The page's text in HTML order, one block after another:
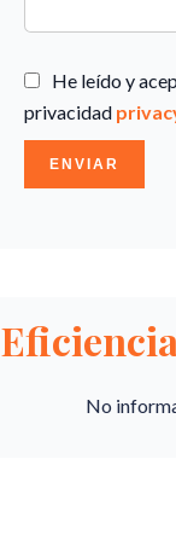
He leído y
privacidad
ENVIAR
No